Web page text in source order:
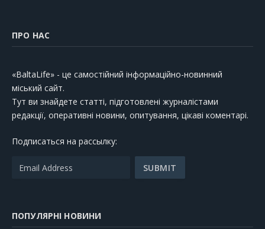
ПРО НАС
«BaltaLife» - це самостійний інформаційно-новинний
міський сайт.
Тут ви знайдете статті, підготовлені журналістами
редакції, оперативні новини, опитування, цікаві коментарі.
Подписаться на рассылку:
ПОПУЛЯРНІ НОВИНИ